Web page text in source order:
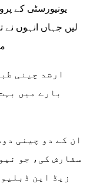
یونیورسٹی کے
لیں جہاں انہوں نے
ارشد چینی
بارے میں
ان کے دو چینی
سفارش کی، جو
زیڈ این